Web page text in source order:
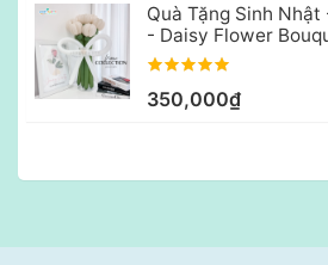
Quà Tặng Sinh Nhật
- Daisy Flower
350,000₫